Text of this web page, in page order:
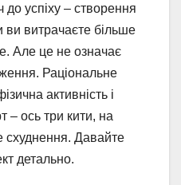
успіху – створення
ви витрачаєте більше
Але це не означає
Раціональне
активність і
– ось три кити, на
схуднення. Давайте
детально.